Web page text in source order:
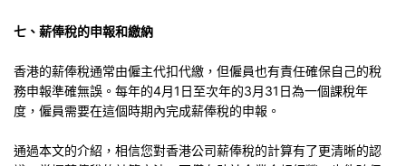
七、薪俸稅的申報和繳納
香港的薪俸稅通常由僱主代扣代繳，但僱員也有責任確保自己的稅
務申報準確無誤。每年的4月1日至次年的3月31日為一個課稅年
度，僱員需要在這個時期內完成薪俸稅的申報。
通過本文的介紹，相信您對香港公司薪俸稅的計算有了更清晰的認